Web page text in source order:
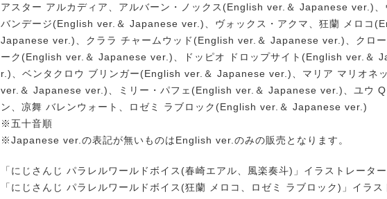
アスター アルカディア、アルバーン・ノックス(English ver.＆ Japanese ver.)、
バンデージ(English ver.＆ Japanese ver.)、ヴォックス・アクマ、狂蘭 メロコ
Japanese ver.)、クララ チャームウッド(English ver.＆ Japanese ver.)、クロー
ーク(English ver.＆ Japanese ver.)、ドッピオ ドロップサイト(English ver.＆
r.)、ベンタクロウ ブリンガー(English ver.＆ Japanese ver.)、マリア マリオネ
ver.＆ Japanese ver.)、ミリー・パフェ(English ver.＆ Japanese ver.)、ユウ Q
ン、凉舞 バレンウォート、ロゼミ ラブロック(English ver.＆ Japanese ver.)
※五十音順
※Japanese ver.の表記が無いものはEnglish ver.のみの販売となります。
「にじさんじ パラレルワールドボイス(春崎エアル、風楽奏斗)」イラストレータ
「にじさんじ パラレルワールドボイス(狂蘭 メロコ、ロゼミ ラブロック)」イラス